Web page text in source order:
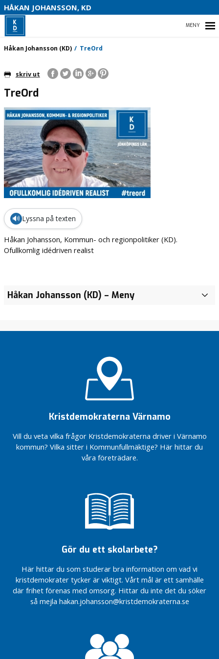
HÅKAN JOHANSSON, KD
HEM
HEM
OM MIG
VAL 2022
KONTAKTA MIG
Håkan Johansson (KD) TreOrd
skriv ut
TreOrd
🔊 Lyssna på texten
Håkan Johansson, Kommun- och regionpolitiker (KD).
Ofullkomlig idédriven realist
Håkan Johansson (KD) – Meny
Kristdemokraterna Värnamo
Vill du veta vilka frågor Kristdemokraterna driver i Värnamo
kommun? Vilka sitter i Kommunfullmäktige? Här hittar du
våra företrädare.
Gör du ett skolarbete?
Här hittar du som studerar bra information om vad vi
kristdemokrater tycker är viktigt. Vårt mål är ett samhälle
där frihet förenas med omsorg. Hittar du inte det du söker
så mejla hakan.johansson@kristdemokraterna.se